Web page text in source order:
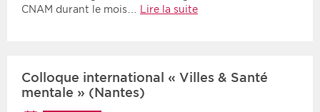
CNAM durant le mois…
Lire la suite
Colloque international « Villes & Santé
mentale » (Nantes)